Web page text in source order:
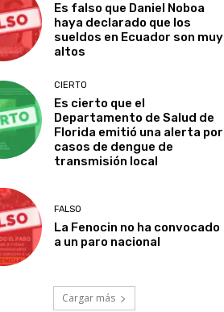
Es falso que Daniel Noboa
haya declarado que los
sueldos en Ecuador son muy
altos
CIERTO
Es cierto que el
Departamento de Salud de
Florida emitió una alerta por
casos de dengue de
transmisión local
FALSO
La Fenocin no ha convocado
a un paro nacional
Cargar más